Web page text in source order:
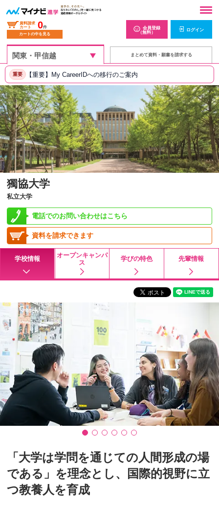
資料請求
カート
0件
カートの中を見る
会員登録
（無料）
ログイン
まとめて資料・願書を請求する
重要 【重要】My CareerIDへの移行のご案内
獨協大学
私立大学
電話でのお問い合わせはこちら
資料を請求できます
学校情報
オープンキャンパ
ス
学びの特色 先輩情報
「大学は学問を通じての人間形成の場
である」を理念とし、国際的視野に立
つ教養人を育成